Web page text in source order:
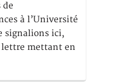
de
à l’Université
signalions ici,
lettre mettant en